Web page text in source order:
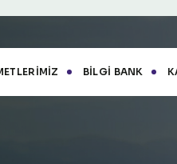
BILGI BANK